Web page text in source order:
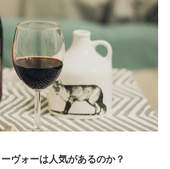
ヴォーは人気があるのか？